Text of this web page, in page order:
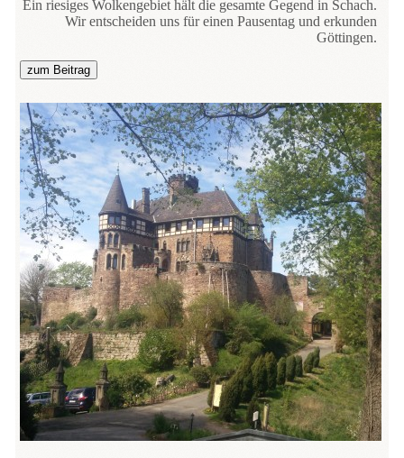
Ein riesiges Wolkengebiet hält die gesamte Gegend in Schach.
Wir entscheiden uns für einen Pausentag und erkunden
Göttingen.
zum Beitrag